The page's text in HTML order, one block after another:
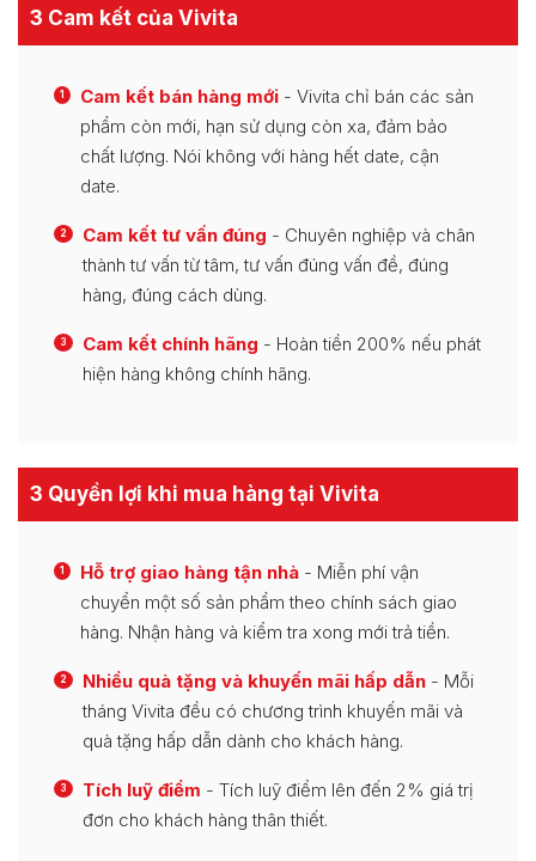
3 Cam kết của Vivita
1 Cam kết bán hàng mới - Vivita chỉ bán các sản
phẩm còn mới, hạn sử dụng còn xa, đảm bảo
chất lượng. Nói không với hàng hết date, cận
date.
2 Cam kết tư vấn đúng - Chuyên nghiệp và chân
thành tư vấn từ tâm, tư vấn đúng vấn đề, đúng
hàng, đúng cách dùng.
3 Cam kết chính hãng - Hoàn tiền 200% nếu phát
hiện hàng không chính hãng.
3 Quyền lợi khi mua hàng tại Vivita
1 Hỗ trợ giao hàng tận nhà - Miễn phí vận
chuyển một số sản phẩm theo chính sách giao
hàng. Nhận hàng và kiểm tra xong mới trả tiền.
2 Nhiều quà tặng và khuyến mãi hấp dẫn - Mỗi
tháng Vivita đều có chương trình khuyến mãi và
quà tặng hấp dẫn dành cho khách hàng.
3 Tích luỹ điểm - Tích luỹ điểm lên đến 2% giá trị
đơn cho khách hàng thân thiết.